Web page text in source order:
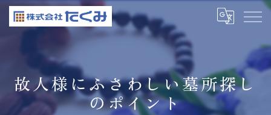
故人様にふさわしい墓所探し
のポイント